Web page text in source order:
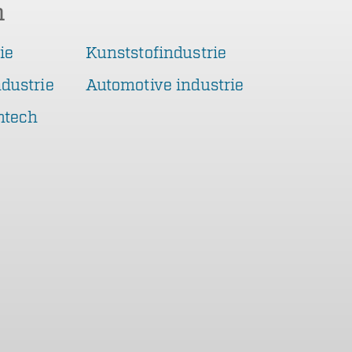
Kunststofindustrie
Automotive industrie